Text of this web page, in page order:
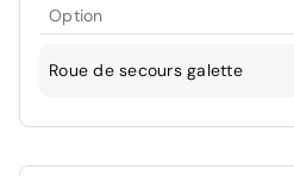
Option
Roue de secours galette